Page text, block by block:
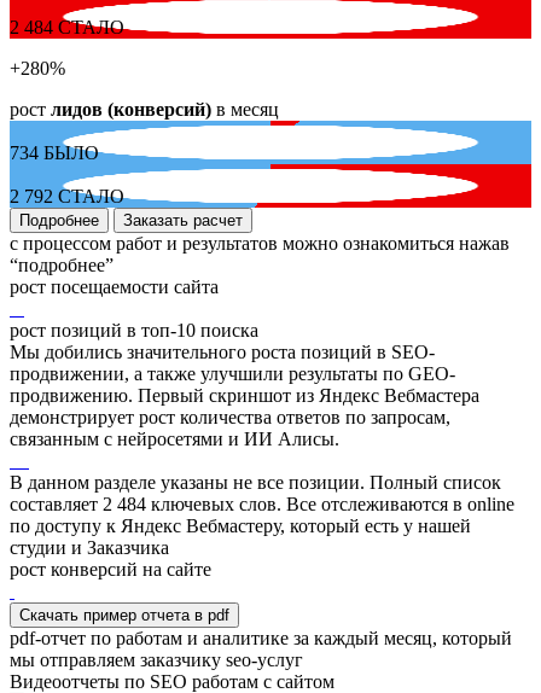
2 484 СТАЛО
+280%
рост лидов (конверсий) в месяц
734 БЫЛО
2 792 СТАЛО
Подробнее Заказать расчет
с процессом работ и результатов можно ознакомиться нажав
“подробнее”
рост посещаемости сайта
рост позиций в топ-10 поиска
Мы добились значительного роста позиций в SEO-
продвижении, а также улучшили результаты по GEO-
продвижению. Первый скриншот из Яндекс Вебмастера
демонстрирует рост количества ответов по запросам,
связанным с нейросетями и ИИ Алисы.
В данном разделе указаны не все позиции. Полный список
составляет 2 484 ключевых слов. Все отслеживаются в online
по доступу к Яндекс Вебмастеру, который есть у нашей
студии и Заказчика
рост конверсий на сайте
Скачать пример отчета в pdf
pdf-отчет по работам и аналитике за каждый месяц, который
мы отправляем заказчику seo-услуг
Видеоотчеты по SEO работам с сайтом